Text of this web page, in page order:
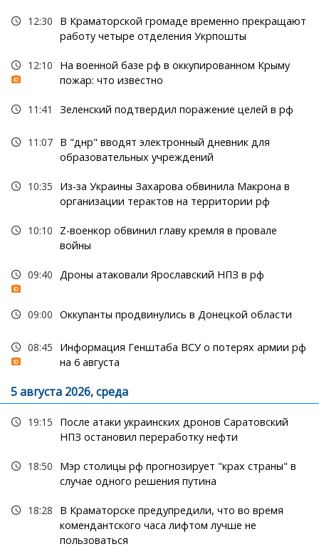
12:30
В Краматорской громаде временно прекращают
работу четыре отделения Укрпошты
12:10
На военной базе рф в оккупированном Крыму
пожар: что известно
11:41 Зеленский подтвердил поражение целей в рф
11:07 В "днр" вводят электронный дневник для
образовательных учреждений
10:35
Из-за Украины Захарова обвинила Макрона в
организации терактов на территории рф
10:10
Z-военкор обвинил главу кремля в провале
войны
09:40 Дроны атаковали Ярославский НПЗ в рф
09:00 Оккупанты продвинулись в Донецкой области
08:45
Информация Генштаба ВСУ о потерях армии рф
на 6 августа
5 августа 2026, среда
19:15
После атаки украинских дронов Саратовский
НПЗ остановил переработку нефти
18:50
Мэр столицы рф прогнозирует "крах страны" в
случае одного решения путина
18:28
В Краматорске предупредили, что во время
комендантского часа лифтом лучше не
пользоваться